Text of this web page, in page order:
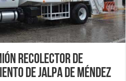
recolector de
de Jalpa de Méndez